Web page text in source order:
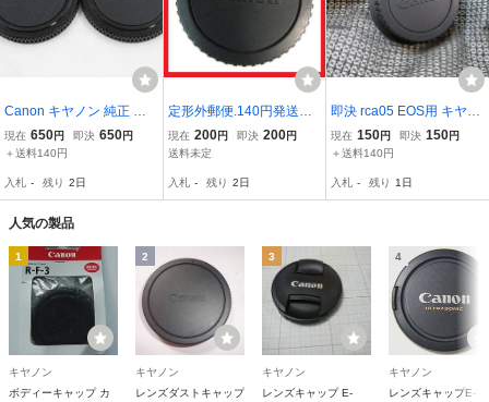
Canon キヤノン 純正 一
眼 ボディキャップ FDマ
ウント用 2枚 (管理番号-0
現在 650円 即決 650円
＋送料140円
入札 - 残り 2日
定形外郵便.140円発送OK
キヤノン 純正 EFマウ
ント ボディーキャップ
（赤枠.楽）9
現在 200円 即決 200円
送料未定
入札 - 残り 2日
即決 rca05 EOS用 キヤノ
ン純正AF用レンズリアキ
ャップ EFマウント 洗浄
現在 150円 即決 150円
＋送料140円
入札 - 残り 1日
人気の製品
1
キヤノン
ボディーキャップ カ
2
キヤノン
レンズダストキャップ
3
キヤノン
レンズキャップ E-
4
キヤノン
レンズキャップE-